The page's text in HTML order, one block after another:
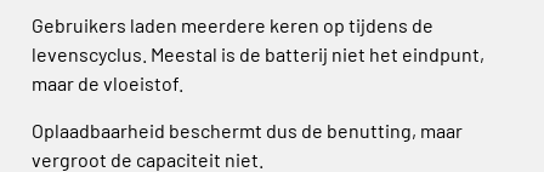
Gebruikers laden meerdere keren op tijdens de
levenscyclus. Meestal is de batterij niet het eindpunt,
maar de vloeistof.
Oplaadbaarheid beschermt dus de benutting, maar
vergroot de capaciteit niet.